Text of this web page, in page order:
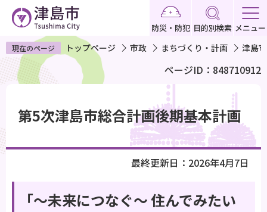
ペ
ー
ジ
で
す
防災・防犯 目的別検索 メニュー
現在のページ トップページ 市政 まちづくり・計画 津島
ページID：848710912
第5次津島市総合計画後期基本計画
最終更新日：2026年4月7日
「～未来につなぐ～ 住んでみたい